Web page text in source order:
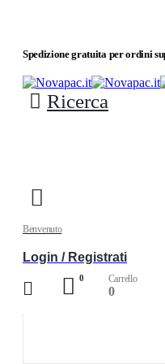
Spedizione gratuita per ordini
Ricerca
Benvenuto
Login / Registrati
0 Carrello
0